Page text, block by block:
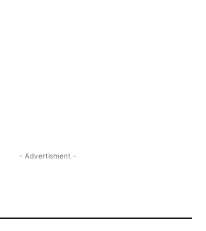
- Advertisment -